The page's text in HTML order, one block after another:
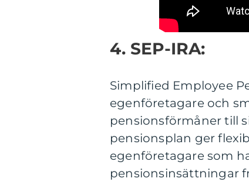
4. SEP-IRA:
Simplified Employee
egenföretagare och
pensionsförmåner till
pensionsplan ger
egenföretagare som
pensionsinsättningar